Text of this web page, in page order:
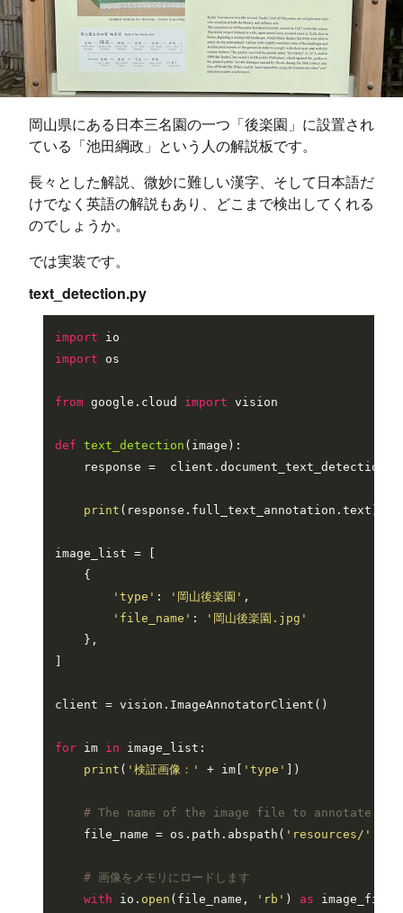
岡山県にある日本三名園の一つ「後楽園」に設置され
ている「池田綱政」という人の解説板です。
長々とした解説、微妙に難しい漢字、そして日本語だ
けでなく英語の解説もあり、どこまで検出してくれる
のでしょうか。
では実装です。
text_detection.py
import
import os
from google.cloud import vision
def text_detection ( image ):
response =
print (response.full_text_annotation.text)
image_list = [
    {
'type' : '岡山後楽園' ,
'file_name' :
'岡山後楽園.jpg'
    },
client = vision.ImageAnnotatorClient()
for im in image_list:
print ( '検証画像：' + im[ 'type' ])
# The name of the image file to annotate
    file_name = os.path.abspath(
'resources/'
# 画像をメモリにロードします
with io. open (file_name, 'rb' ) as image_file: